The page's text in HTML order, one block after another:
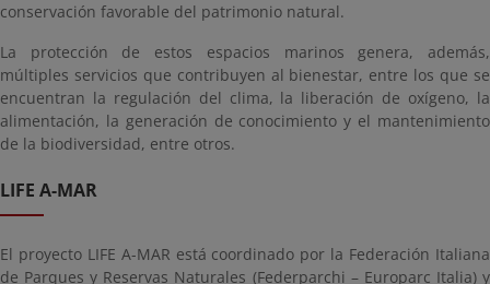
conservación favorable del patrimonio natural.
La protección de estos espacios marinos genera, además,
múltiples servicios que contribuyen al bienestar, entre los que se
encuentran la regulación del clima, la liberación de oxígeno, la
alimentación, la generación de conocimiento y el mantenimiento
de la biodiversidad, entre otros.
LIFE A-MAR
El proyecto LIFE A-MAR está coordinado por la Federación Italiana
de Parques y Reservas Naturales (Federparchi – Europarc Italia) y